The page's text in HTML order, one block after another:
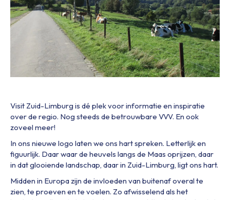
Visit Zuid-Limburg is dé plek voor informatie en inspiratie
over de regio. Nog steeds de betrouwbare VVV. En ook
zoveel meer!
In ons nieuwe logo laten we ons hart spreken. Letterlijk en
figuurlijk. Daar waar de heuvels langs de Maas oprijzen, daar
in dat glooiende landschap, daar in Zuid-Limburg, ligt ons hart.
Midden in Europa zijn de invloeden van buitenaf overal te
zien, te proeven en te voelen. Zo afwisselend als het